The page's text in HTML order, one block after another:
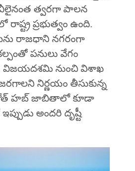
వీలైనంత త్వరగా పాలన
ప్రభుత్వం ఉంది.
రాజధాని నగరంగా
పనులు వేగం
విజయదశమి నుంచి విశాఖ
నిర్ణయం తీసుకున్న
హబ్ జాబితాలో కూడా
అందరి దృష్టీ